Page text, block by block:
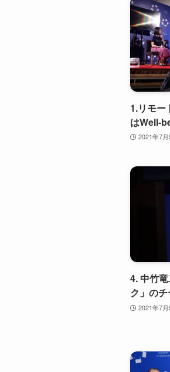
1.リモー
はWell-
2021年7月
4. 中竹
ク」の
2021年7月